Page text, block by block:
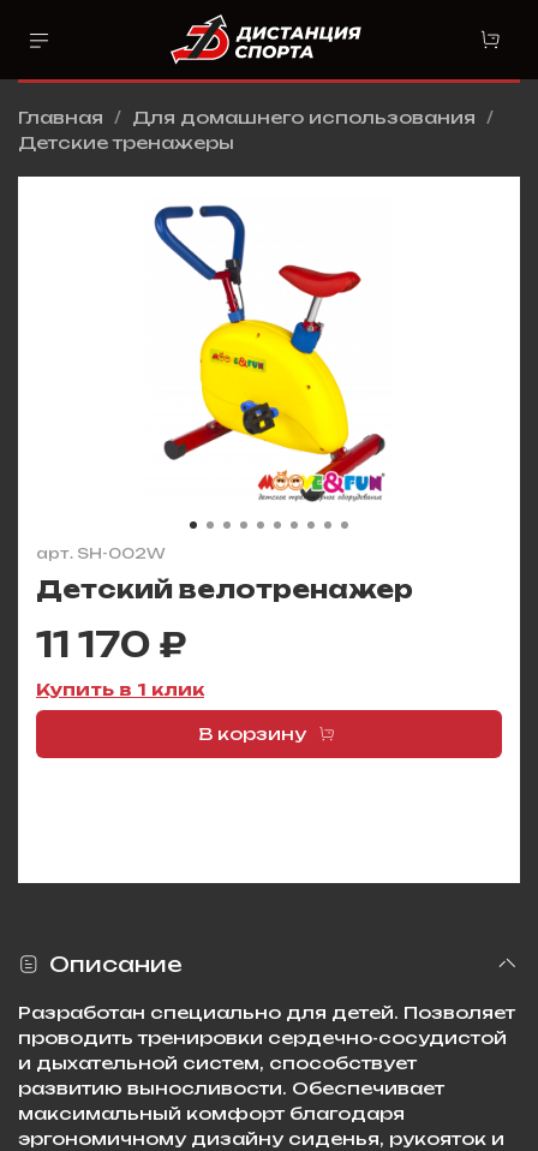
Главная
Для домашнего использования
Детские тренажеры
арт. SH-002W
Детский велотренажер
11 170 ₽
Купить в 1 клик
В корзину
Описание
Разработан специально для детей. Позволяет
проводить тренировки сердечно-сосудистой
и дыхательной систем, способствует
развитию выносливости. Обеспечивает
максимальный комфорт благодаря
эргономичному дизайну сиденья, рукояток и